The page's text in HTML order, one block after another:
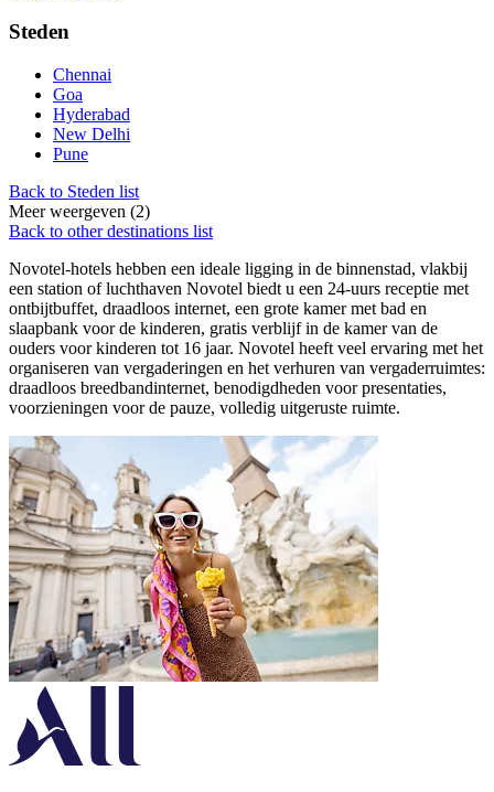
Steden
Chennai
Goa
Hyderabad
New Delhi
Pune
Back to Steden list
Meer weergeven (2)
Back to other destinations list
Novotel-hotels hebben een ideale ligging in de binnenstad, vlakbij
een station of luchthaven Novotel biedt u een 24-uurs receptie met
ontbijtbuffet, draadloos internet, een grote kamer met bad en
slaapbank voor de kinderen, gratis verblijf in de kamer van de
ouders voor kinderen tot 16 jaar. Novotel heeft veel ervaring met het
organiseren van vergaderingen en het verhuren van vergaderruimtes:
draadloos breedbandinternet, benodigdheden voor presentaties,
voorzieningen voor de pauze, volledig uitgeruste ruimte.